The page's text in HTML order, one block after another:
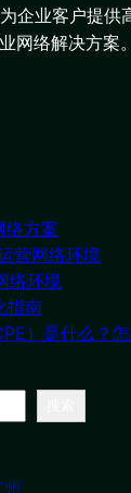
企业客户提供
网络解决方案。
络方案
营网络环境
络环境
指南
）是什么？
州